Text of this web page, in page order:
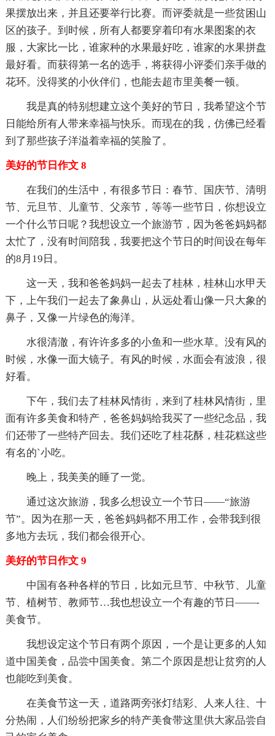
果摆放出来，并且还要举行比赛。而评委就是一些贫困山
区的孩子。到时候，所有人都要穿着印有水果图案的衣
服，大家比一比，谁家种的水果最好吃，谁家的水果拼盘
最好看。而获得第一名的选手，将获得小评委们亲手做的
花环。没得奖的小伙伴们，也能去超市里美餐一顿。
我是真的特别想建立这个美好的节日，我希望这个节
日能给所有人带来幸福与快乐。而现在的我，仿佛已经看
到了那些孩子洋溢着幸福的笑脸了。
美好的节日作文 8
在我们的生活中，有很多节日：春节、国庆节、清明
节、元旦节、儿童节、父亲节，等等一些节日，你想设立
一个什么节日呢？我想设立一个旅游节，因为爸爸妈妈都
太忙了，没有时间陪我，我要把这个节日的时间设在每年
的8月19日。
这一天，我和爸爸妈妈一起去了桂林，桂林山水甲天
下，上午我们一起去了象鼻山，从远处看山像一只大象的
鼻子，又像一片绿色的海洋。
水很清澈，有许许多多的小鱼和一些水草。没有风的
时候，水像一面大镜子。有风的时候，水面会有波浪，很
好看。
下午，我们去了桂林风情街，来到了桂林风情街，里
面有许多美食和特产，爸爸妈妈给我买了一些纪念品，我
们还带了一些特产回去。我们还吃了桂花酥，桂花糕这些
有名的`小吃。
晚上，我美美的睡了一觉。
通过这次旅游，我多么想设立一个节日——“旅游
节”。因为在那一天，爸爸妈妈都不用工作，会带我到很
多地方去玩，我们都会很开心。
美好的节日作文 9
中国有各种各样的节日，比如元旦节、中秋节、儿童
节、植树节、教师节…我也想设立一个有趣的节日——-
美食节。
我想设定这个节日有两个原因，一个是让更多的人知
道中国美食，品尝中国美食。第二个原因是想让贫穷的人
也能吃到美食。
在美食节这一天，道路两旁张灯结彩、人来人往、十
分热闹，人们纷纷把家乡的特产美食带这里供大家品尝自